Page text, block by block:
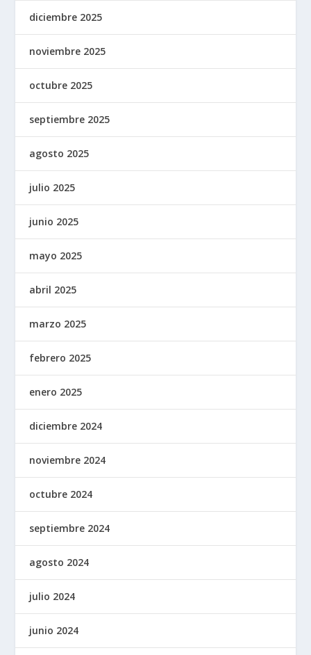
diciembre 2025
noviembre 2025
octubre 2025
septiembre 2025
agosto 2025
julio 2025
junio 2025
mayo 2025
abril 2025
marzo 2025
febrero 2025
enero 2025
diciembre 2024
noviembre 2024
octubre 2024
septiembre 2024
agosto 2024
julio 2024
junio 2024